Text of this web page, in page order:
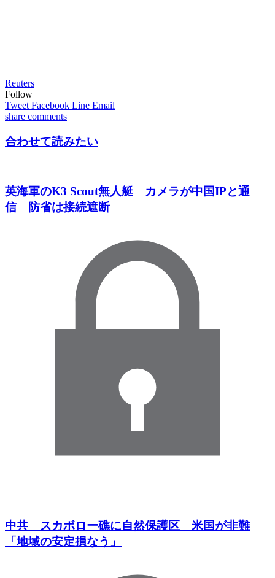
Reuters
Follow
Tweet Facebook Line Email
share comments
合わせて読みたい
英海軍のK3 Scout無人艇 カメラが中国IPと通
信 防省は接続遮断
中共 スカボロー礁に自然保護区 米国が非難
「地域の安定損なう」